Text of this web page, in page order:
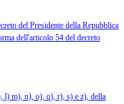
del Presidente della Repubblica
dell'articolo 54 del decreto
l) m), n), o), q), r), s) e z), della